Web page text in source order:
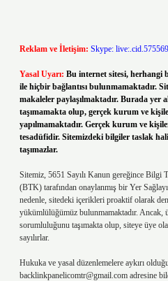
Reklam ve İletişim: Skype:
Yasal Uyarı: Bu internet sitesi, herhangi
ile hiçbir bağlantısı bulunmamaktadır.
makaleler paylaşılmaktadır. Burada yer
taşımamakta olup, gerçek kurum ve
yapılmamaktadır. Gerçek kurum ve
tesadüfidir. Sitemizdeki bilgiler taslak
taşımazlar.
Sitemiz, 5651 Sayılı Kanun gereğince
(BTK) tarafından onaylanmış bir Yer
nedenle, sitedeki içerikleri proaktif olarak
yükümlülüğümüz bulunmamaktadır. Ancak,
sorumluluğunu taşımakta olup, siteye üye
sayılırlar.
Hukuka ve yasal düzenlemelere aykırı
backlinkpanelicomtr@gmail.com adresine